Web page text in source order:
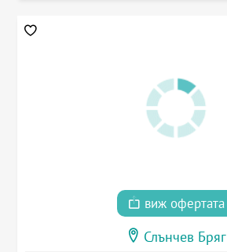
виж офертата
Слънчев Бряг